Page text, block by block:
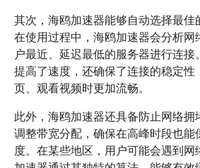
其次，海鸥加速器能够自动选择最佳
在使用过程中，海鸥加速器会分析网
户最近、延迟最低的服务器进行连接
提高了速度，还确保了连接的稳定性
页、观看视频时更加流畅。
此外，海鸥加速器还具备防止网络
调整带宽分配，确保在高峰时段也能
度。在某些地区，用户可能会遇到